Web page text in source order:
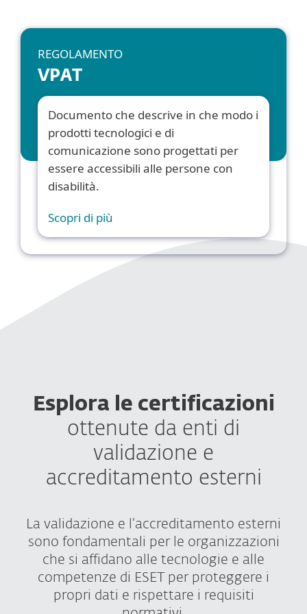
REGOLAMENTO
VPAT
Documento che descrive in che modo i
prodotti tecnologici e di
comunicazione sono progettati per
essere accessibili alle persone con
disabilità.
Scopri di più
Esplora le certificazioni
ottenute da enti di
validazione e
accreditamento esterni
La validazione e l’accreditamento esterni
sono fondamentali per le organizzazioni
che si affidano alle tecnologie e alle
competenze di ESET per proteggere i
propri dati e rispettare i requisiti